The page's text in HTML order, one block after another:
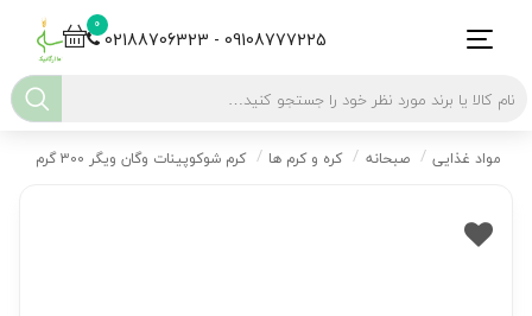
0
02188706323 - 09108777225
مواد غذایی صبحانه کره و کرم ها کرم شوکوپینات وگان ویگر 300 گرم